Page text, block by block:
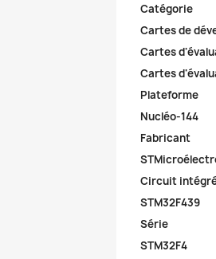
Catégorie
Cartes de
Cartes
Cartes
Plateforme
Nucléo-144
Fabricant
Circuit
STM32F439
Série
STM32F4